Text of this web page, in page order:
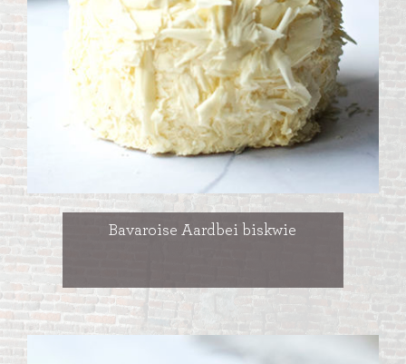
Bavaroise Aardbei biskwie